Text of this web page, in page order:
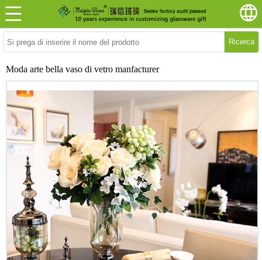
Ricerca
Moda arte bella vaso di vetro manfacturer